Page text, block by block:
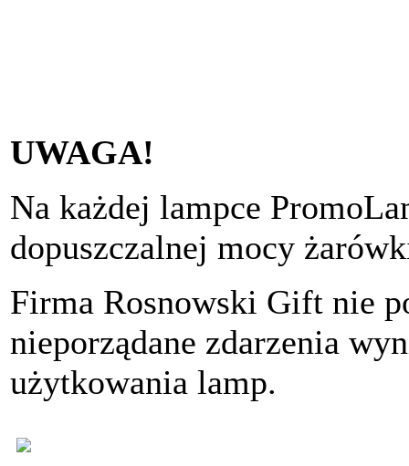
UWAGA!
Na każdej lampce
dopuszczalnej mocy
Firma Rosnowski Gift nie
nieporządane zdarzenia
użytkowania lamp.